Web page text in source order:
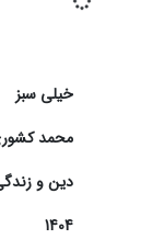
خیلی سبز
محمد
دین و
1404